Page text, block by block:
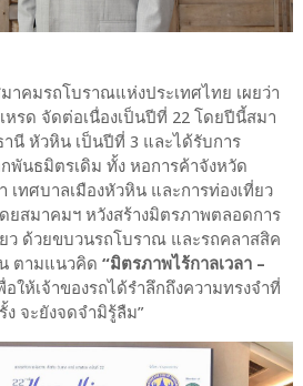
คมรถโบราณแห่งประเทศไทย เผยว่า
หรด จัดต่อเนื่องเป็นปีที่ 22 โดยปีนี้สมา
นี หัวหิน เป็นปีที่ 3 และได้รับการ
พันธมิตรเดิม ทั้ง หอการค้าจังหวัด
เทศบาลเมืองหัวหิน และการท่องเที่ยว
ยสมาคมฯ หวังสร้างมิตรภาพตลอดการ
ว ด้วยขบวนรถโบราณ และรถคลาสสิค
ตามแนวคิด “มิตรภาพไร้กาลเวลา –
อให้เจ้าของรถได้รำลึกถึงความทรงจำที่
จะยังจดจำมิรู้ลืม”